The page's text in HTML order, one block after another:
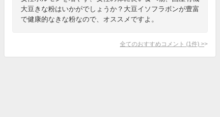
大豆きな粉はいかがでしょうか？大豆イソフラボンが豊富
で健康的なきな粉なので、オススメですよ。
全てのおすすめコメント (1 件) >